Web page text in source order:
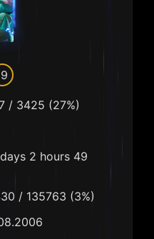
/ 3425 (27%)
2 hours 49
/ 135763 (3%)